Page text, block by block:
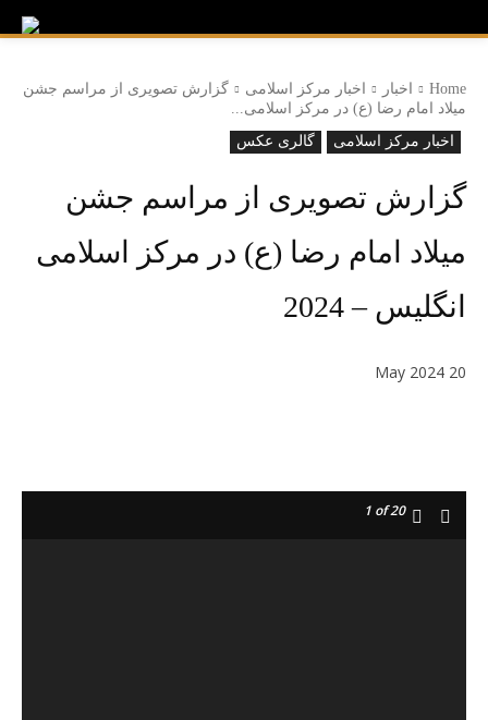
Home اخبار اخبار مرکز اسلامی
گزارش تصویری از مراسم جشن
میلاد امام رضا (ع) در مرکز اسلامی...
اخبار مرکز اسلامی
گالری عکس
گزارش تصویری از مراسم جشن
میلاد امام رضا (ع) در مرکز اسلامی
انگلیس – 2024
20 May 2024
1 of 20